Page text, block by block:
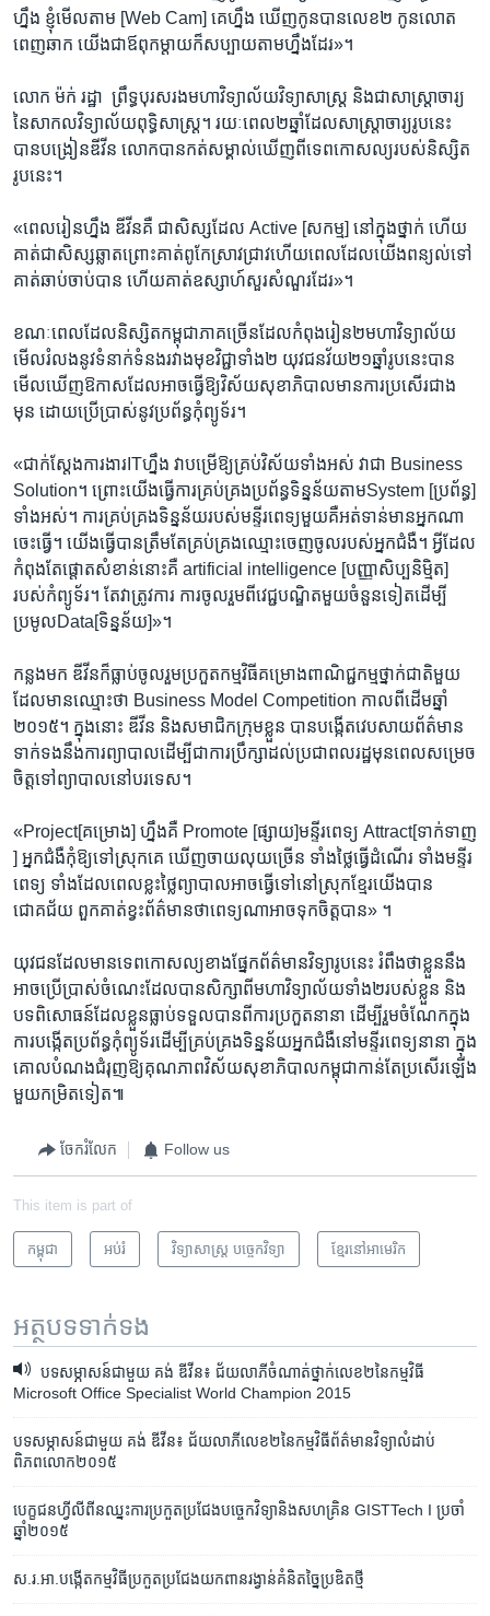
ហ្នឹង ខ្ញុំ​មើល​តាម [Web Cam] គេ​ហ្នឹង ឃើញ​កូន​បាន​លេខ២ កូន​លោត​
ពេញ​ឆាក យើង​ជា​ឪពុក​ម្តាយ​ក៏​សប្បាយ​តាម​ហ្នឹង​ដែរ»។​
​លោក ម៉ក់ រដ្ឋា​ ​ ព្រឹទ្ធបុរស​រង​មហាវិទ្យាល័យ​វិទ្យាសាស្ត្រ​ ​និង​ជា​សាស្ត្រាចារ្យ
នៃ​សាកលវិទ្យាល័យ​ពុទ្ធិសាស្ត្រ។ ​រយៈ​ពេល​២ឆ្នាំ​ដែល​សាស្ត្រាចារ្យរូប​នេះ​
បាន​បង្រៀន​ឌីវីន​ លោក​បាន​កត់​សម្គាល់​ឃើញ​ពី​ទេពកោសល្យ​របស់​និស្សិត​
រូបនេះ។
«ពេល​រៀន​ហ្នឹង ឌីវីន​គឺ ជា​សិស្ស​ដែល​ Active [សកម្ម] ​នៅ​ក្នុង​ថ្នាក់​ ហើយ​
គាត់​ជា​សិស្ស​ឆ្លាត​ព្រោះ​គាត់​ពូកែ​ស្រាវជ្រាវ​ហើយ​ពេល​ដែល​យើង​ពន្យល់​ទៅ​
គាត់​ឆាប់​ចាប់​បាន​ ហើយ​គាត់​ឧស្សាហ៍​សួរ​សំណួរ​ដែរ‍»​។ ​
ខណៈ​ពេលដែល​និស្សិត​កម្ពុជា​ភាគ​ច្រើន​ដែល​កំពុង​រៀន២​មហាវិទ្យាល័យ
មើល​រំលង​នូវទំនាក់​ទំនង​រវាង​មុខវិជ្ជាទាំង​២​ យុវជន​វ័យ​២១​ឆ្នាំ​រូបនេះ​បាន​
មើល​ឃើញ​ឱកាស​ដែល​អាច​ធ្វើ​ឱ្យ​វិស័យ​សុខាភិបាល​មាន​ការ​ប្រសើរ​ជាង​
មុន ​ដោយ​ប្រើប្រាស់​នូវ​ប្រព័ន្ធ​កុំព្យូទ័រ​។ ​
«ជាក់​ស្តែង​ការងារ​ITហ្នឹង​ វា​បម្រើ​ឱ្យគ្រប់​វិស័យ​ទាំង​អស់ វា​ជា Business
Solution។​ ព្រោះ​យើង​ធ្វើការ​គ្រប់គ្រង​ប្រព័ន្ធ​ទិន្នន័យ​តាមSystem [ប្រព័ន្ធ]
ទាំង​អស់។ ការ​គ្រប់គ្រង​ទិន្នន័យ​របស់​មន្ទីរពេទ្យ​មួយ​គឺ​អត់​ទាន់​មាន​អ្នក​ណា​
ចេះ​ធ្វើ។ យើង​ធ្វើបាន​ត្រឹម​តែ​គ្រប់គ្រង​ឈ្មោះ​ចេញចូល​របស់​អ្នក​ជំងឺ។ អ្វី​ដែល​
កំពុង​តែ​ផ្តោត​សំខាន់​នោះ​គឺ ​artificial intelligence [បញ្ញា​សិប្បនិម្មិត] ​
របស់​កំព្យូទ័រ។ តែ​វា​ត្រូវ​ការ ​ការ​ចូលរួម​ពី​វេជ្ជបណ្ឌិត​មួយ​ចំនួន​ទៀត​ដើម្បី​
ប្រមូល​Data[ទិន្នន័យ]»​។ ​
កន្លង​មក​ ឌីវីន​ក៏​ធ្លាប់ចូល​រួម​ប្រកួត​កម្មវិធី​គម្រោង​ពាណិជ្ជកម្ម​ថ្នាក់​ជាតិ​មួយ​
ដែល​មាន​ឈ្មោះ​ថា​ ​Business Model Competition កាល​ពី​ដើម​ឆ្នាំ​
២០១៥។​ ក្នុង​នោះ​ ​ឌីវីន និង​សមាជិក​ក្រុម​ខ្លួន បាន​បង្កើត​វេបសាយ​ព័ត៌មាន​
ទាក់​ទង​នឹង​ការ​ព្យាបាល​ដើម្បី​ជា​ការ​ប្រឹក្សាដល់ប្រជាពលរដ្ឋមុន​ពេល​សម្រេច​
ចិត្ត​ទៅ​ព្យាបាល​នៅ​បរទេស​។
«Project​[គម្រោង] ហ្នឹង​គឺ ​Promote [ផ្សាយ​]មន្ទីរ​ពេទ្យ​ Attract​[ទាក់ទាញ​
] អ្នក​ជំងឺ​កុំ​ឱ្យទៅ​ស្រុក​គេ​ ឃើញ​ចាយ​លុយ​ច្រើន ទាំង​ថ្លៃ​ធ្វើ​ដំណើរ ទាំង​មន្ទីរ
ពេទ្យ​ ទាំង​ដែល​ពេល​ខ្លះ​ថ្លៃ​ព្យាបាល​អាច​ធ្វើ​ទៅ​នៅ​ស្រុក​ខ្មែរ​យើង​បាន​
ជោគជ័យ​ ពួក​គាត់​ខ្វះ​ព័ត៌មាន​ថា​ពេទ្យ​ណា​អាច​ទុក​ចិត្ត​បាន​» ​។​
យុវជនដែល​មាន​ទេពកោសល្យ​ខាង​ផ្នែកព័ត៌មាន​វិទ្យា​រូប​នេះ​ រំពឹង​ថា​ខ្លួន​នឹង​
អាច​ប្រើ​ប្រាស់ចំណេះ​ដែលបាន​សិក្សា​ពី​មហាវិទ្យាល័យ​ទាំង​២របស់​ខ្លួន​ និង​
បទពិសោធន៍​ដែល​ខ្លួន​ធ្លាប់​ទទួល​បាន​ពី​ការ​ប្រកួត​នានា​ ​ដើម្បីរួម​ចំណែក​ក្នុង​
ការ​បង្កើត​ប្រព័ន្ធ​កុំព្យូទ័រ​ដើម្បី​គ្រប់​គ្រង​ទិន្នន័យ​អ្នក​ជំងឺនៅ​មន្ទីរពេទ្យ​នានា ក្នុង​
គោល​បំណង​ជំរុញ​ឱ្យគុណភាព​វិស័យ​សុខាភិបាល​កម្ពុជា​កាន់​តែ​ប្រសើរ​ឡើង​
មួយ​កម្រិត​ទៀត៕
ចែករំលែក Follow us
This item is part of
កម្ពុជា អប់រំ វិទ្យាសាស្ត្រ បច្ចេកវិទ្យា ខ្មែរ​នៅ​អាមេរិក
អត្ថបទ​ទាក់ទង
បទ​សម្ភាសន៍ជាមួយ គង់ ឌីវីន៖ ជ័យលាភី​ចំណាត់ថ្នាក់​លេខ​២នៃ​កម្មវិធី
Microsoft Office Specialist World Champion 2015​
​បទ​សម្ភាសន៍​ជាមួយ គង់ ឌីវីន៖ ជ័យ​លាភីលេខ២​នៃ​កម្មវិធីព័ត៌មាន​វិទ្យា​លំដាប់
ពិភពលោក២០១៥
បេក្ខជន​​ហ្វីលីពីន​ឈ្នះ​ការ​ប្រកួត​ប្រជែង​បច្ចេកវិទ្យា​និង​សហគ្រិន​ GISTTech I​ ប្រចាំ​
ឆ្នាំ​២០១៥
ស.រ.អា.​បង្កើត​កម្មវិធី​ប្រកួត​ប្រជែង​យក​ពានរង្វាន់​គំនិត​ច្នៃប្រឌិត​ថ្មី